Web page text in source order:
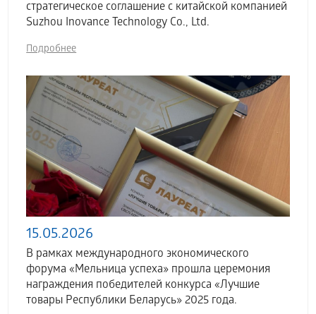
стратегическое соглашение с китайской компанией
Suzhou Inovance Technology Co., Ltd.
Подробнее
15.05.2026
В рамках международного экономического
форума «Мельница успеха» прошла церемония
награждения победителей конкурса «Лучшие
товары Республики Беларусь» 2025 года.